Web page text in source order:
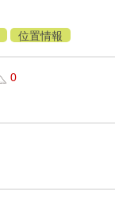
位置情報
0